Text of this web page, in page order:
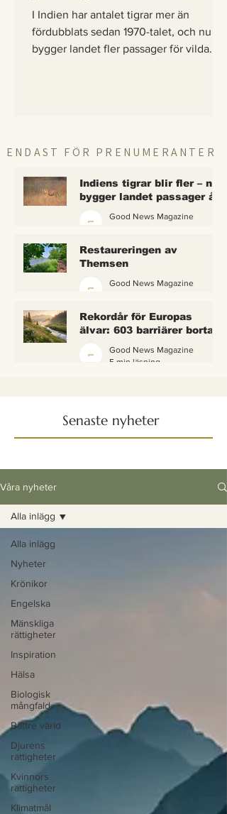
I Indien har antalet tigrar mer än
fördubblats sedan 1970-talet, och nu
bygger landet fler passager för vilda
ENDAST FÖR PRENUMERANTER
Indiens tigrar blir fler – nu
bygger landet passager åt
Good News Magazine
Restaureringen av
Themsen
Good News Magazine
Rekordår för Europas
älvar: 603 barriärer borta
igen
Good News Magazine
5 min läsning
Senaste nyheter
Våra nyheter
Alla inlägg
Nyheter
Krönikor
Engelska
Mänskliga
rättigheter
Inspiration
Hälsa
Biologisk
mångfald
Bättre värld
Djurens
rättigheter
Kvinnors
rättigheter
Klimatmål
Alla inlägg